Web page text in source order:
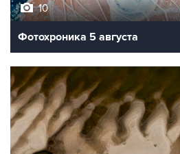
10
Фотохроника 5 августа